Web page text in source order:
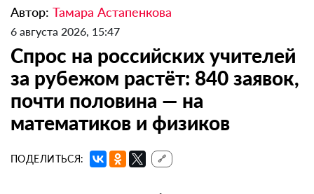
Автор: Тамара Астапенкова
6 августа 2026, 15:47
Спрос на российских учителей
за рубежом растёт: 840 заявок,
почти половина — на
математиков и физиков
ПОДЕЛИТЬСЯ: 🔗